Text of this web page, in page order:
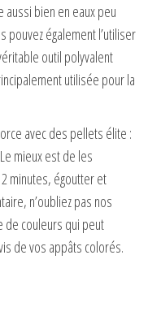
bien en eaux peu
pouvez également l’utiliser
outil polyvalent
utilisée pour la
avec des pellets élite :
mieux est de les
minutes, égoutter et
n’oubliez pas nos
de couleurs qui peut
de vos appâts colorés.